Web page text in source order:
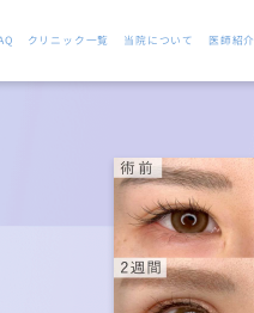
クリニック一覧 当院について 医師紹介